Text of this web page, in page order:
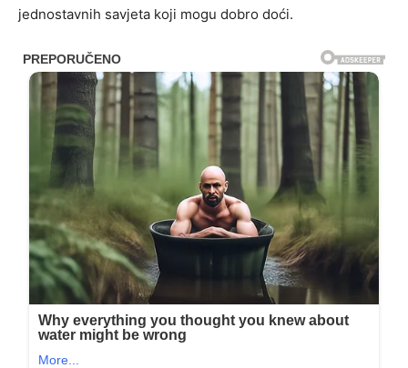
jednostavnih savjeta koji mogu dobro doći.